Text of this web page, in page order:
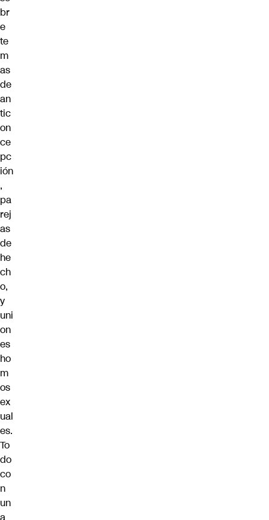
br
e
te
m
as
de
an
tic
on
ce
pc
ión
,
pa
rej
as
de
he
ch
o,
y
uni
on
es
ho
m
os
ex
ual
es.
To
do
co
n
un
a